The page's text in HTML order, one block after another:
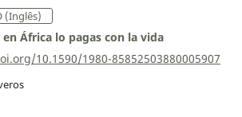
(Inglês)
África lo pagas con la vida
10.1590/1980-85852503880005907